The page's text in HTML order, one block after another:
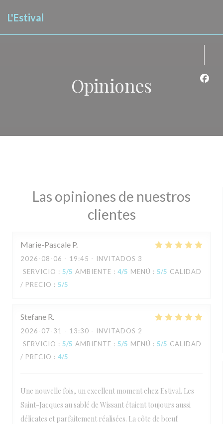
L'Estival
Opiniones
Las opiniones de nuestros
clientes
Marie-Pascale P
2026-08-06 - 19:45 - INVITADOS 3
SERVICIO : 5/5 AMBIENTE : 4/5 MENÚ : 5/5 CALIDAD
/ PRECIO : 5/5
Stefane R
2026-07-31 - 13:30 - INVITADOS 2
SERVICIO : 5/5 AMBIENTE : 5/5 MENÚ : 5/5 CALIDAD
/ PRECIO : 4/5
Une nouvelle fois, un excellent moment chez Estival. Les
Saint-Jacques au sablé de Wissant étaient toujours aussi
délicates et parfaitement réalisées. La côte de bœuf